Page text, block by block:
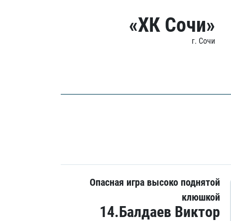
«ХК Сочи»
г. Сочи
Опасная игра высоко поднятой
клюшкой
14.Балдаев Виктор